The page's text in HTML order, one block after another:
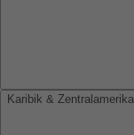
Karibik & Zentralamerika